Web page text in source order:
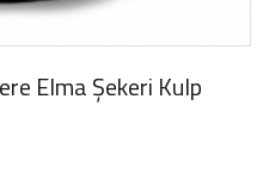
Elma Şekeri Kulp